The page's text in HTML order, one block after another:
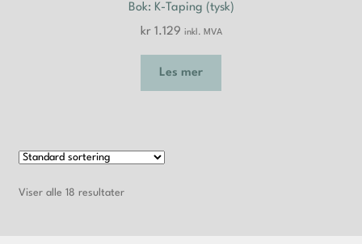
Bok: K-Taping (tysk)
kr1.129 inkl. MVA
Les mer
Viser alle 18 resultater